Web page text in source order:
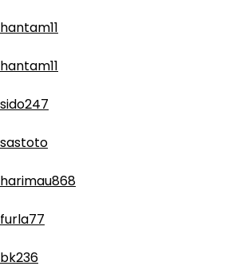
hantam11
hantam11
sido247
sastoto
harimau868
furla77
bk236